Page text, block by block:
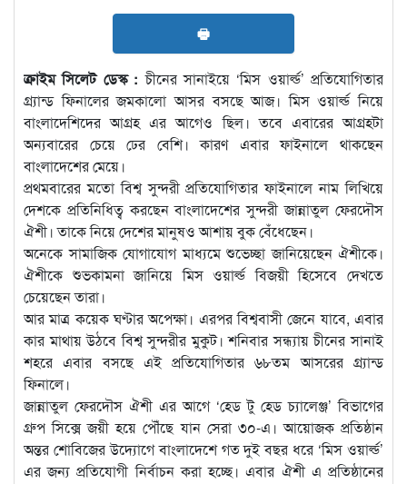
🖶
ক্রাইম সিলেট ডেস্ক : চীনের সানাইয়ে ‘মিস ওয়ার্ল্ড’ প্রতিযোগিতার
গ্র্যান্ড ফিনালের জমকালো আসর বসছে আজ। মিস ওয়ার্ল্ড নিয়ে
বাংলাদেশিদের আগ্রহ এর আগেও ছিল। তবে এবারের আগ্রহটা
অন্যবারের চেয়ে ঢের বেশি। কারণ এবার ফাইনালে থাকছেন
বাংলাদেশের মেয়ে।
প্রথমবারের মতো বিশ্ব সুন্দরী প্রতিযোগিতার ফাইনালে নাম লিখিয়ে
দেশকে প্রতিনিধিত্ব করছেন বাংলাদেশের সুন্দরী জান্নাতুল ফেরদৌস
ঐশী। তাকে নিয়ে দেশের মানুষও আশায় বুক বেঁধেছেন।
অনেকে সামাজিক যোগাযোগ মাধ্যমে শুভেচ্ছা জানিয়েছেন ঐশীকে।
ঐশীকে শুভকামনা জানিয়ে মিস ওয়ার্ল্ড বিজয়ী হিসেবে দেখতে
চেয়েছেন তারা।
আর মাত্র কয়েক ঘণ্টার অপেক্ষা। এরপর বিশ্ববাসী জেনে যাবে, এবার
কার মাথায় উঠবে বিশ্ব সুন্দরীর মুকুট। শনিবার সন্ধ্যায় চীনের সানাই
শহরে এবার বসছে এই প্রতিযোগিতার ৬৮তম আসরের গ্র্যান্ড
ফিনালে।
জান্নাতুল ফেরদৌস ঐশী এর আগে ‘হেড টু হেড চ্যালেঞ্জ’ বিভাগের
গ্রুপ সিক্সে জয়ী হয়ে পৌঁছে যান সেরা ৩০-এ। আয়োজক প্রতিষ্ঠান
অন্তর শোবিজের উদ্যোগে বাংলাদেশে গত দুই বছর ধরে ‘মিস ওয়ার্ল্ড’
এর জন্য প্রতিযোগী নির্বাচন করা হচ্ছে। এবার ঐশী এ প্রতিষ্ঠানের